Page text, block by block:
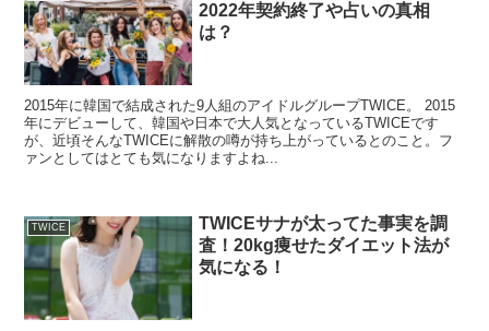
2022年契約終了や占いの真相
は？
2015年に韓国で結成された9人組のアイドルグループTWICE。 2015
年にデビューして、韓国や日本で大人気となっているTWICEです
が、近頃そんなTWICEに解散の噂が持ち上がっているとのこと。フ
ァンとしてはとても気になりますよね...
TWICE
TWICEサナが太ってた事実を調
査！20kg痩せたダイエット法が
気になる！